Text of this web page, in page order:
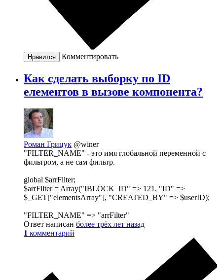
Нравится Комментировать
Как сделать выборку по ID
елементов в вызове компонента?
Роман Грицук @winer
"FILTER_NAME" - это имя глобальной переменной с
фильтром, а не сам фильтр.
global $arrFilter;
$arrFilter = Array("IBLOCK_ID" => 121, "ID" =>
$_GET["elementsArray"], "CREATED_BY" => $userID);
"FILTER_NAME" => "arrFilter"
Ответ написан более трёх лет назад
1 комментарий